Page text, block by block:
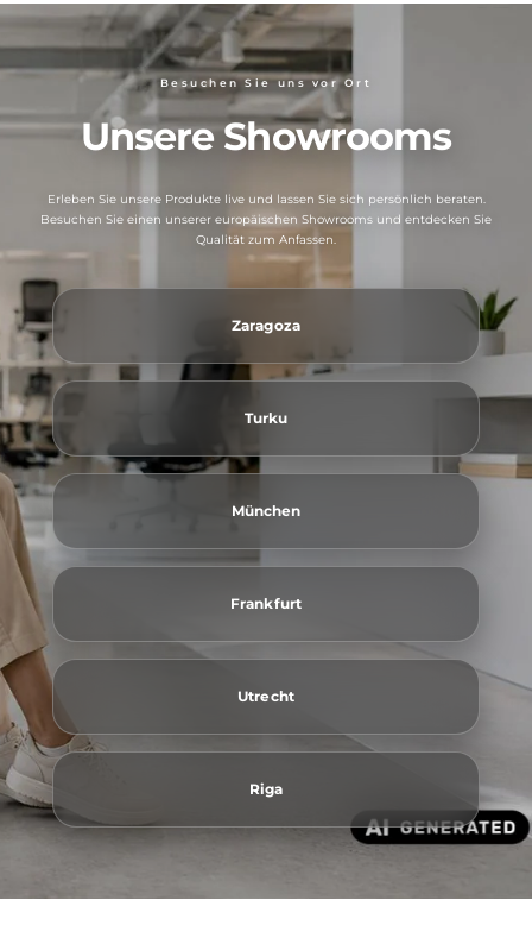
Besuchen Sie uns vor Ort
Unsere Showrooms
Erleben Sie unsere Produkte live und lassen Sie sich persönlich beraten.
Besuchen Sie einen unserer europäischen Showrooms und entdecken Sie
Qualität zum Anfassen.
Zaragoza
Turku
München
Frankfurt
Utrecht
Riga